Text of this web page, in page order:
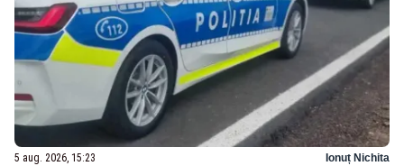
5 aug. 2026, 15:23 Ionuț Nichita